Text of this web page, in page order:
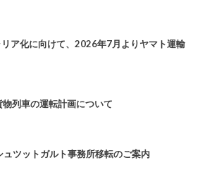
リア化に向けて、2026年7月よりヤマト運輸
列車の運転計画について
ツットガルト事務所移転のご案内